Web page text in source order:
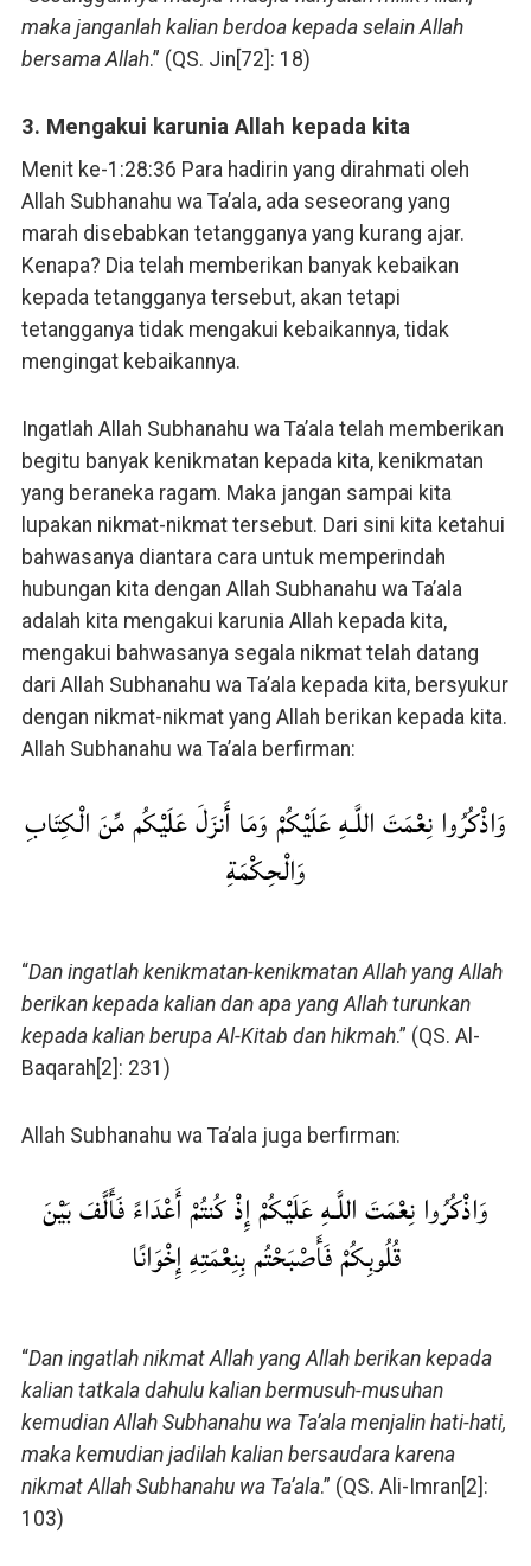
maka janganlah kalian berdoa kepada selain Allah
bersama Allah.” (QS. Jin[72]: 18)
3. Mengakui karunia Allah kepada kita
Menit ke-1:28:36 Para hadirin yang dirahmati oleh
Allah Subhanahu wa Ta’ala, ada seseorang yang
marah disebabkan tetangganya yang kurang ajar.
Kenapa? Dia telah memberikan banyak kebaikan
kepada tetangganya tersebut, akan tetapi
tetangganya tidak mengakui kebaikannya, tidak
mengingat kebaikannya.
Ingatlah Allah Subhanahu wa Ta’ala telah memberikan
begitu banyak kenikmatan kepada kita, kenikmatan
yang beraneka ragam. Maka jangan sampai kita
lupakan nikmat-nikmat tersebut. Dari sini kita ketahui
bahwasanya diantara cara untuk memperindah
hubungan kita dengan Allah Subhanahu wa Ta’ala
adalah kita mengakui karunia Allah kepada kita,
mengakui bahwasanya segala nikmat telah datang
dari Allah Subhanahu wa Ta’ala kepada kita, bersyukur
dengan nikmat-nikmat yang Allah berikan kepada kita.
Allah Subhanahu wa Ta’ala berfirman:
وَاذْكُرُوا نِعْمَتَ اللَّـهِ عَلَيْكُمْ وَمَا أَنزَلَ عَلَيْكُم مِّنَ الْكِتَابِ
وَالْحِكْمَةِ
“Dan ingatlah kenikmatan-kenikmatan Allah yang Allah
berikan kepada kalian dan apa yang Allah turunkan
kepada kalian berupa Al-Kitab dan hikmah.” (QS. Al-
Baqarah[2]: 231)
Allah Subhanahu wa Ta’ala juga berfirman:
وَاذْكُرُوا نِعْمَتَ اللَّـهِ عَلَيْكُمْ إِذْ كُنتُمْ أَعْدَاءً فَأَلَّفَ بَيْنَ
قُلُوبِكُمْ فَأَصْبَحْتُم بِنِعْمَتِهِ إِخْوَانًا
“Dan ingatlah nikmat Allah yang Allah berikan kepada
kalian tatkala dahulu kalian bermusuh-musuhan
kemudian Allah Subhanahu wa Ta’ala menjalin hati-hati,
maka kemudian jadilah kalian bersaudara karena
nikmat Allah Subhanahu wa Ta’ala.” (QS. Ali-Imran[2]:
103)